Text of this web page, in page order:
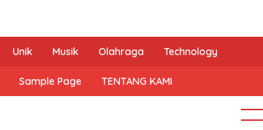
Unik Musik Olahraga Technology
Sample Page TENTANG KAMI